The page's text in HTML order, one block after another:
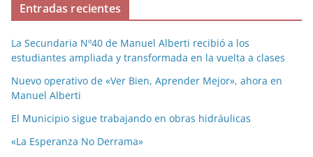
Entradas recientes
La Secundaria Nº40 de Manuel Alberti recibió a los
estudiantes ampliada y transformada en la vuelta a clases
Nuevo operativo de «Ver Bien, Aprender Mejor», ahora en
Manuel Alberti
El Municipio sigue trabajando en obras hidráulicas
«La Esperanza No Derrama»